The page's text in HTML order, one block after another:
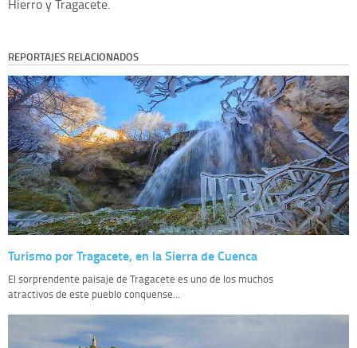
Hierro y Tragacete.
REPORTAJES RELACIONADOS
Turismo por Tragacete, en la Sierra de Cuenca
El sorprendente paisaje de Tragacete es uno de los muchos
atractivos de este pueblo conquense...